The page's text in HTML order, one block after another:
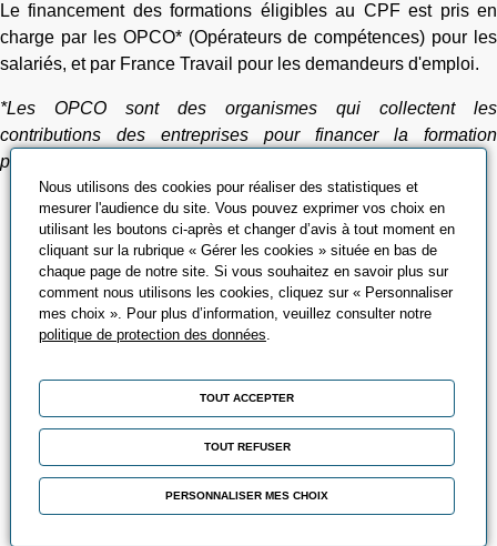
Le financement des formations éligibles au CPF est pris en
charge par les OPCO* (Opérateurs de compétences) pour les
salariés, et par France Travail pour les demandeurs d'emploi.
*Les OPCO sont des organismes qui collectent les
contributions des entreprises pour financer la formation
professionnelle de leurs salariés.
Nous utilisons des cookies pour réaliser des statistiques et
mesurer l'audience du site. Vous pouvez exprimer vos choix en
utilisant les boutons ci-après et changer d’avis à tout moment en
cliquant sur la rubrique « Gérer les cookies » située en bas de
chaque page de notre site. Si vous souhaitez en savoir plus sur
comment nous utilisons les cookies, cliquez sur « Personnaliser
mes choix ». Pour plus d’information, veuillez consulter notre
politique de protection des données.
TOUT ACCEPTER
TOUT REFUSER
PERSONNALISER MES CHOIX